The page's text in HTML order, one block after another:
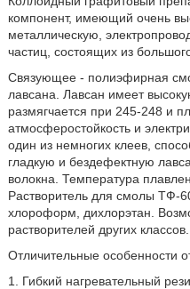
компонент, имеющий очень
металлическую,
частиц, состоящих из
Связующее - полиэфирная
лавсана. Лавсан имеет
размягчается при 245-248 и
атмосферостойкость и
один из немногих клеев,
гладкую и бездефектную
волокна. Температура
Растворитель для смолы ТФ-
хлороформ, дихлорэтан.
растворителей других классов.
Отличительные особенности
1. Гибкий нагревательный